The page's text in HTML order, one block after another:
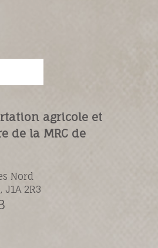
agricole et
de la MRC de
Nord
J1A 2R3